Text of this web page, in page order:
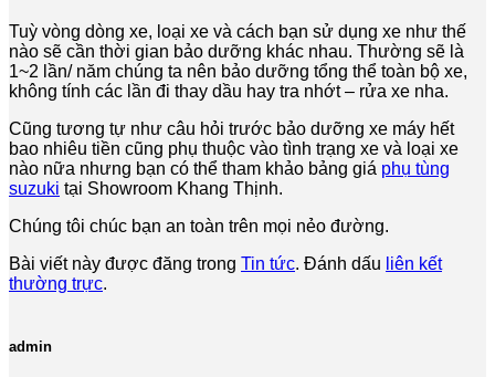
Tuỳ vòng dòng xe, loại xe và cách bạn sử dụng xe như thế
nào sẽ cần thời gian bảo dưỡng khác nhau. Thường sẽ là
1~2 lần/ năm chúng ta nên bảo dưỡng tổng thể toàn bộ xe,
không tính các lần đi thay dầu hay tra nhớt – rửa xe nha.
Cũng tương tự như câu hỏi trước bảo dưỡng xe máy hết
bao nhiêu tiền cũng phụ thuộc vào tình trạng xe và loại xe
nào nữa nhưng bạn có thể tham khảo bảng giá phụ tùng
suzuki tại Showroom Khang Thịnh.
Chúng tôi chúc bạn an toàn trên mọi nẻo đường.
Bài viết này được đăng trong Tin tức. Đánh dấu liên kết
thường trực.
admin